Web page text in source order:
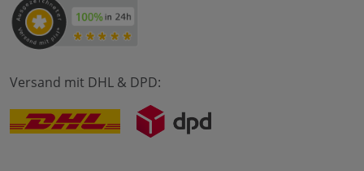
Versand mit DHL & DPD: